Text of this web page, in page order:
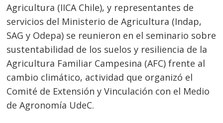
Agricultura (IICA Chile), y representantes de
servicios del Ministerio de Agricultura (Indap,
SAG y Odepa) se reunieron en el seminario sobre
sustentabilidad de los suelos y resiliencia de la
Agricultura Familiar Campesina (AFC) frente al
cambio climático, actividad que organizó el
Comité de Extensión y Vinculación con el Medio
de Agronomía UdeC.